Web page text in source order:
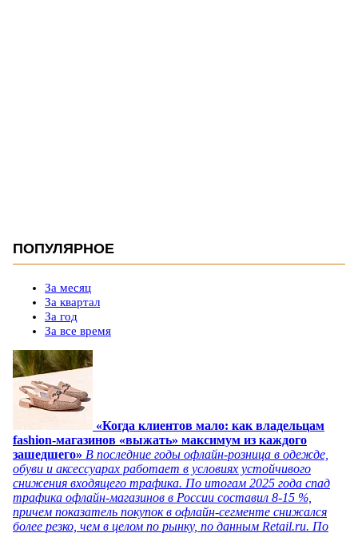
ПОПУЛЯРНОЕ
За месяц
За квартал
За год
За все время
«Когда клиентов мало: как владельцам
fashion-магазинов «выжать» максимум из каждого
зашедшего» В последние годы офлайн-розница в одежде,
обуви и аксессуарах работает в условиях устойчивого
снижения входящего трафика. По итогам 2025 года спад
трафика офлайн-магазинов в России составил 8-15 %,
причем показатель покупок в офлайн-сегменте снижался
более резко, чем в целом по рынку, по данным Retail.ru. По